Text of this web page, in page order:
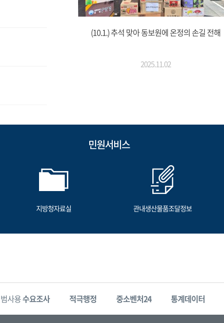
(10.1.) 추석 맞아 동보원에 온정의 손길 전해
2025.11.02
민원서비스
지방청자료실 관내생산물품조달정보
사용수요조사 적극행정 중소벤처24 통계데이터